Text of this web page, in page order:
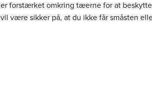
er forstærket omkring tæerne for at beskytte
vil være sikker på, at du ikke får småsten